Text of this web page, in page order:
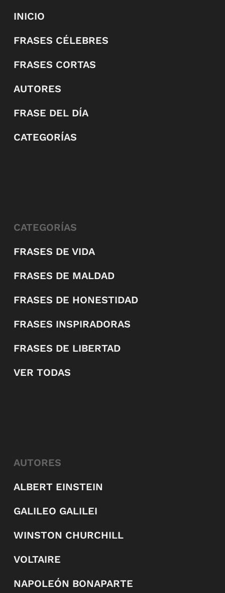
INICIO
FRASES CÉLEBRES
FRASES CORTAS
AUTORES
FRASE DEL DÍA
CATEGORÍAS
CATEGORÍAS
FRASES DE VIDA
FRASES DE MALDAD
FRASES DE HONESTIDAD
FRASES INSPIRADORAS
FRASES DE LIBERTAD
VER TODAS
AUTORES
ALBERT EINSTEIN
GALILEO GALILEI
WINSTON CHURCHILL
VOLTAIRE
NAPOLEÓN BONAPARTE